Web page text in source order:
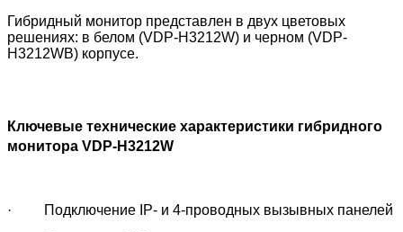
Гибридный монитор представлен в двух цветовых
решениях: в белом (VDP-H3212W) и черном (VDP-
H3212WB) корпусе.
Ключевые технические характеристики гибридного
монитора VDP-H3212W
· Подключение IP- и 4-проводных вызывных панелей